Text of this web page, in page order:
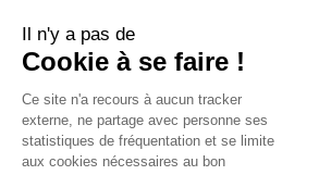
Il n'y a pas de
Cookie à se faire !
Ce site n'a recours à aucun tracker
externe, ne partage avec personne ses
statistiques de fréquentation et se limite
aux cookies nécessaires au bon